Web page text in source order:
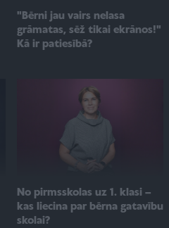
"Bērni jau vairs nelasa
grāmatas, sēž tikai ekrānos!"
Kā ir patiesībā?
No pirmsskolas uz 1. klasi –
kas liecina par bērna gatavību
skolai?